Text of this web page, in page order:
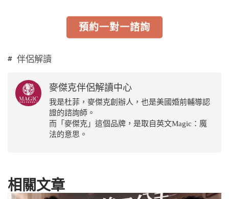
預約一對一諮詢
伴侶解讀
麥傑克伴侶解讀中心
我是杜菲，麥傑克創辦人，也是美國婚前輔導認
證的諮詢師。
而「麥傑克」這個品牌，是取自英文Magic：魔
法的意思。
相關文章